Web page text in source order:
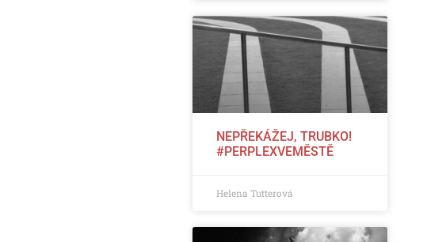
NEPŘEKÁŽEJ, TRUBKO!
#PERPLEXVEMĚSTĚ
Helena Tutterová